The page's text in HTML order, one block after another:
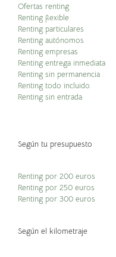
Ofertas renting
Renting flexible
Renting particulares
Renting autónomos
Renting empresas
Renting entrega inmediata
Renting sin permanencia
Renting todo incluido
Renting sin entrada
Según tu presupuesto
Renting por 200 euros
Renting por 250 euros
Renting por 300 euros
Según el kilometraje